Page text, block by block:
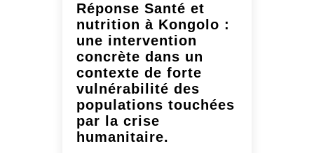
Réponse Santé et
nutrition à Kongolo :
une intervention
concrète dans un
contexte de forte
vulnérabilité des
populations touchées
par la crise
humanitaire.